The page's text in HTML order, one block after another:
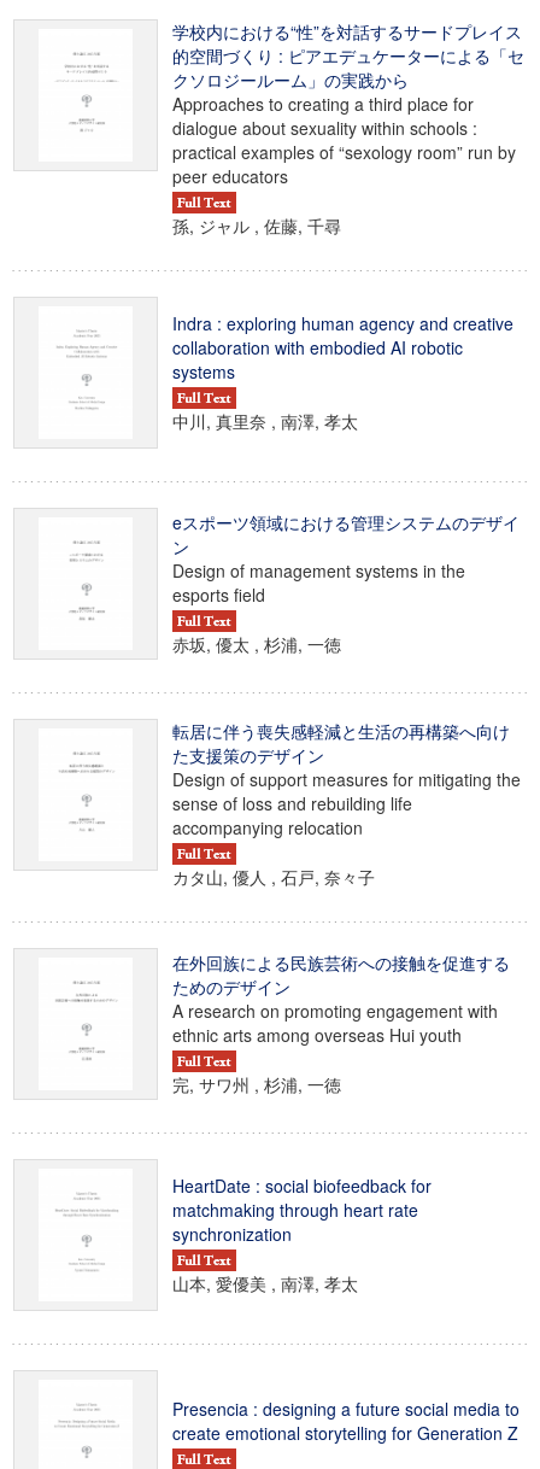
学校内における“性”を対話するサードプレイス
的空間づくり : ピアエデュケーターによる「セ
クソロジールーム」の実践から
Approaches to creating a third place for
dialogue about sexuality within schools :
practical examples of “sexology room” run by
peer educators
孫, ジャル , 佐藤, 千尋
Indra : exploring human agency and creative
collaboration with embodied AI robotic
systems
中川, 真里奈 , 南澤, 孝太
eスポーツ領域における管理システムのデザイ
ン
Design of management systems in the
esports field
赤坂, 優太 , 杉浦, 一徳
転居に伴う喪失感軽減と生活の再構築へ向け
た支援策のデザイン
Design of support measures for mitigating the
sense of loss and rebuilding life
accompanying relocation
カタ山, 優人 , 石戸, 奈々子
在外回族による民族芸術への接触を促進する
ためのデザイン
A research on promoting engagement with
ethnic arts among overseas Hui youth
完, サワ州 , 杉浦, 一徳
HeartDate : social biofeedback for
matchmaking through heart rate
synchronization
山本, 愛優美 , 南澤, 孝太
Presencia : designing a future social media to
create emotional storytelling for Generation Z